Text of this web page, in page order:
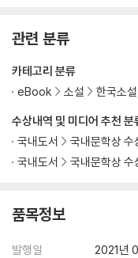
관련 분류
수상내역 및 미디어 추천 분
국내도서
국내문학상 수
국내도서
국내문학상 수
카테고리 분류
eBook
소설 한국소설
품목정보
발행일
2021년